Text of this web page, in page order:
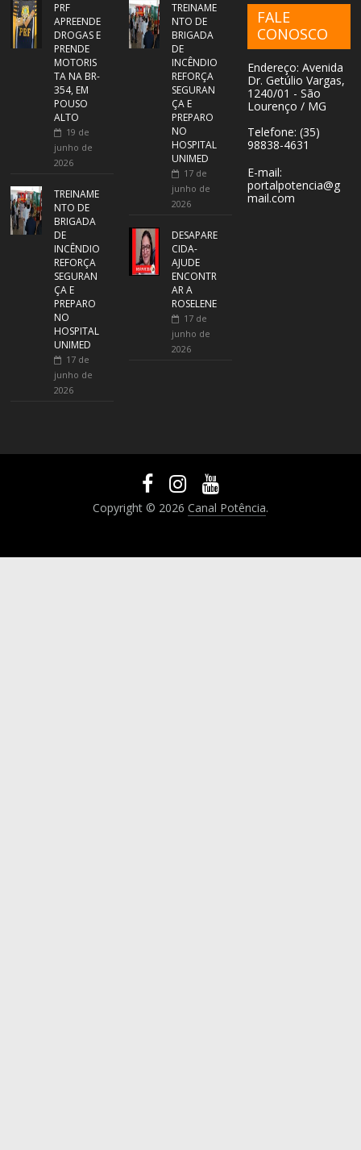
PRF
APREENDE
DROGAS E
PRENDE
MOTORIS
TA NA BR-
354, EM
POUSO
ALTO
19 de
junho de
2026
TREINAME
NTO DE
BRIGADA
DE
INCÊNDIO
REFORÇA
SEGURAN
ÇA E
PREPARO
NO
HOSPITAL
UNIMED
17 de
junho de
2026
TREINAME
NTO DE
BRIGADA
DE
INCÊNDIO
REFORÇA
SEGURAN
ÇA E
PREPARO
NO
HOSPITAL
UNIMED
17 de
junho de
2026
DESAPARE
CIDA-
AJUDE
ENCONTR
AR A
ROSELENE
17 de
junho de
2026
FALE
CONOSCO
Endereço: Avenida
Dr. Getúlio Vargas,
1240/01 - São
Lourenço / MG
Telefone: (35)
98838-4631
E-mail:
portalpotencia@g
mail.com
Copyright © 2026 Canal Potência.